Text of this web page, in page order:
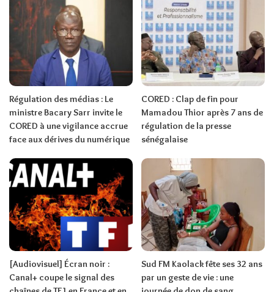
Régulation des médias : Le
ministre Bacary Sarr invite le
CORED à une vigilance accrue
face aux dérives du numérique
CORED : Clap de fin pour
Mamadou Thior après 7 ans de
régulation de la presse
sénégalaise
[Audiovisuel] Écran noir :
Canal+ coupe le signal des
Sud FM Kaolack fête ses 32 ans
par un geste de vie : une